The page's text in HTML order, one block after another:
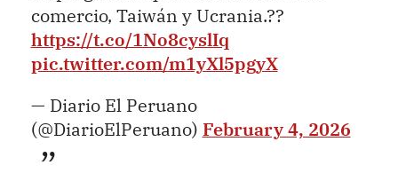
comercio, Taiwán y Ucrania.??
https://t.co/1No8cyslIq
pic.twitter.com/m1yXl5pgyX
— Diario El Peruano
(@DiarioElPeruano) February 4, 2026